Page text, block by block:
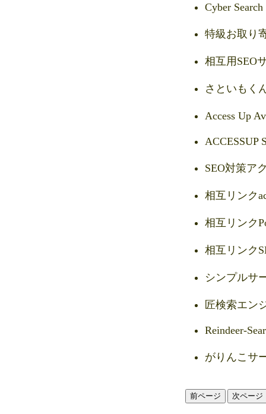
Cyber Search
特級お取り
相互用SEO
さといもく
Access Up
ACCESSUP
SEO対策ア
相互リンク
相互リンク
相互リンク
シンプルサ
匠検索エン
Reindeer-
がりんこサ